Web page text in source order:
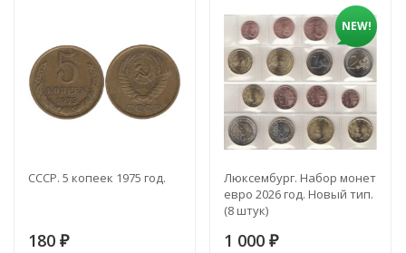
СССР. 5 копеек 1975 год.
180 ₽
NEW!
Люксембург. Набор монет
евро 2026 год. Новый тип.
(8 штук)
1 000 ₽